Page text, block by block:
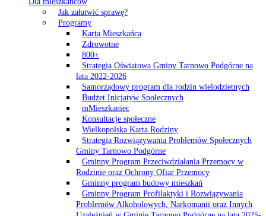
Jak załatwić sprawę?
Programy
Karta Mieszkańca
Zdrowotne
800+
Strategia Oświatowa Gminy Tarnowo Podgórne na
lata 2022-2026
Samorządowy program dla rodzin wielodzietnych
Budżet Inicjatyw Społecznych
mMieszkaniec
Konsultacje społeczne
Wielkopolska Karta Rodziny
Strategia Rozwiązywania Problemów Społecznych
Gminy Tarnowo Podgórne
Gminny Program Przeciwdziałania Przemocy w
Rodzinie oraz Ochrony Ofiar Przemocy
Gminny program budowy mieszkań
Gminny Program Profilaktyki i Rozwiązywania
Problemów Alkoholowych, Narkomanii oraz Innych